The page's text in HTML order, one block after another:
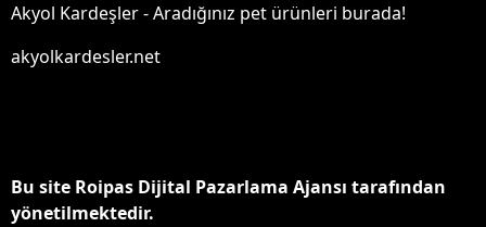
Akyol Kardeşler - Aradığınız pet ürünleri burada!
akyolkardesler.net
Bu site Roipas Dijital Pazarlama Ajansı tarafından
yönetilmektedir.